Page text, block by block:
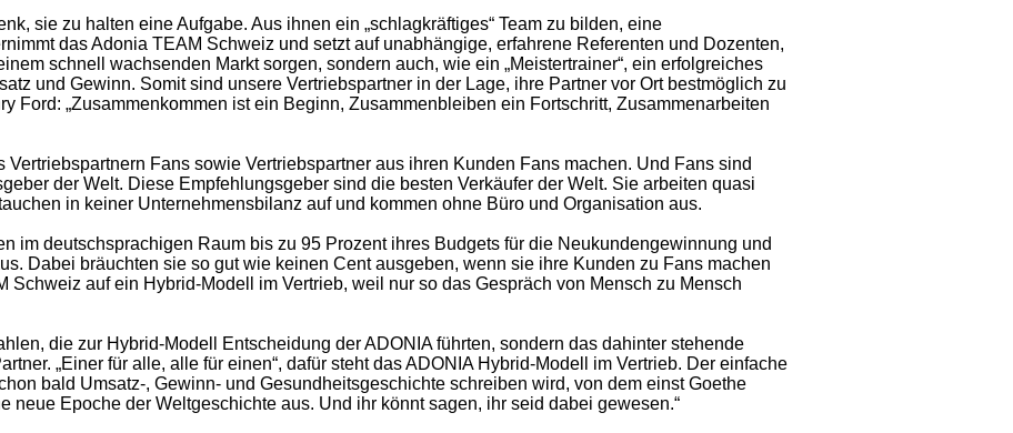
sie zu halten eine Aufgabe. Aus ihnen ein „schlagkräftiges“ Team zu bilden, eine
das Adonia TEAM Schweiz und setzt auf unabhängige, erfahrene Referenten und Dozenten,
schnell wachsenden Markt sorgen, sondern auch, wie ein „Meistertrainer“, ein erfolgreiches
und Gewinn. Somit sind unsere Vertriebspartner in der Lage, ihre Partner vor Ort bestmöglich zu
Ford: „Zusammenkommen ist ein Beginn, Zusammenbleiben ein Fortschritt, Zusammenarbeiten
Vertriebspartnern Fans sowie Vertriebspartner aus ihren Kunden Fans machen. Und Fans sind
der Welt. Diese Empfehlungsgeber sind die besten Verkäufer der Welt. Sie arbeiten quasi
in keiner Unternehmensbilanz auf und kommen ohne Büro und Organisation aus.
im deutschsprachigen Raum bis zu 95 Prozent ihres Budgets für die Neukundengewinnung und
Dabei bräuchten sie so gut wie keinen Cent ausgeben, wenn sie ihre Kunden zu Fans machen
Schweiz auf ein Hybrid-Modell im Vertrieb, weil nur so das Gespräch von Mensch zu Mensch
die zur Hybrid-Modell Entscheidung der ADONIA führten, sondern das dahinter stehende
„Einer für alle, alle für einen“, dafür steht das ADONIA Hybrid-Modell im Vertrieb. Der einfache
bald Umsatz-, Gewinn- und Gesundheitsgeschichte schreiben wird, von dem einst Goethe
neue Epoche der Weltgeschichte aus. Und ihr könnt sagen, ihr seid dabei gewesen.“